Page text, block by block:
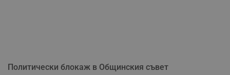
Политически блокаж в Общинския съвет